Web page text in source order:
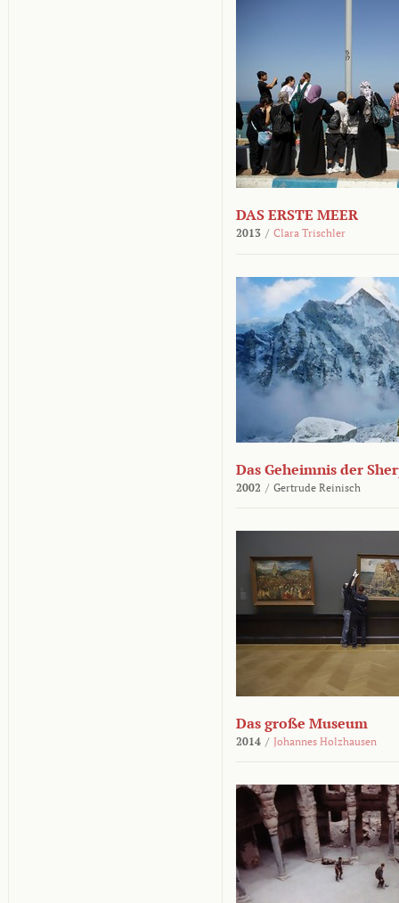
DAS ERSTE MEER
2013 / Clara Trischler
Das Geheimnis der
2002 / Gertrude Reinisch
Das große Museum
2014 / Johannes Holzhausen